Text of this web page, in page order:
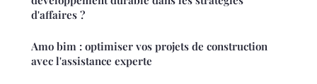
d'affaires ?
Amo bim : optimiser vos projets de construction
avec l'assistance experte